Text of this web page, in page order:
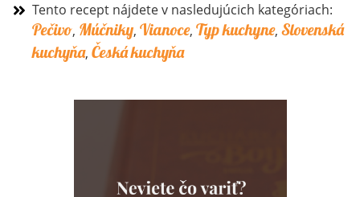
Tento recept nájdete v nasledujúcich kategóriach:
Pečivo, Múčniky, Vianoce, Typ kuchyne, Slovenská
kuchyňa, Česká kuchyňa